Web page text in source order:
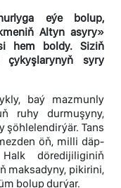
eýe bolup,
Altyn asyry»
hem boldy. Siziň
syry
baý mazmunly
ruhy durmuşyny,
şöhlelendirýär. Tans
öň, milli däp-
döredijiliginiň
maksadyny, pikirini,
bolup durýar.